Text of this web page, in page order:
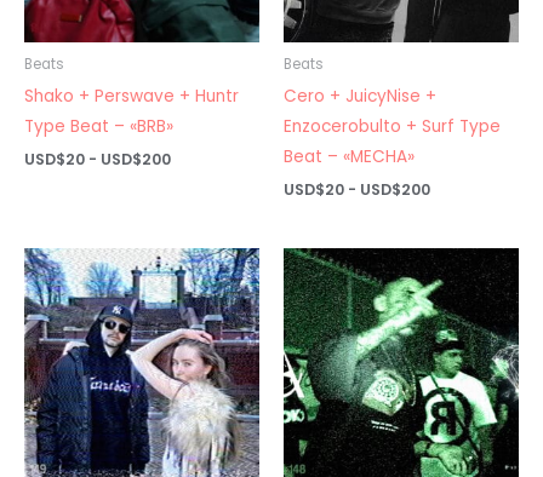
Beats
Shako + Perswave + Huntr
Type Beat – «BRB»
USD$20 - USD$200Rango
hasta
USD$200
Beats
Cero + JuicyNise +
Enzocerobulto + Surf Type
Beat – «MECHA»
USD$20 - USD$200Rango
desde
USD$20
hasta
USD$200